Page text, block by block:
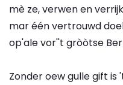
mè ze, verwen en
mar één vertrouwd
op'ale vor''t gròòtse
Zonder oew gulle gift